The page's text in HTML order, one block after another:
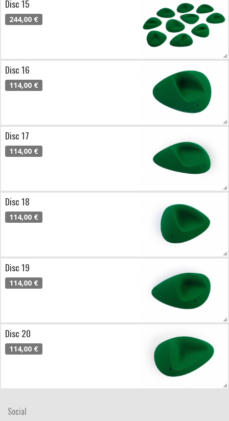
Disc 15
244,00 €
Disc 16
114,00 €
Disc 17
114,00 €
Disc 18
114,00 €
Disc 19
114,00 €
Disc 20
114,00 €
Social